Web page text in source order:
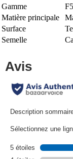
Gamme
Matière principale
Surface
Semelle